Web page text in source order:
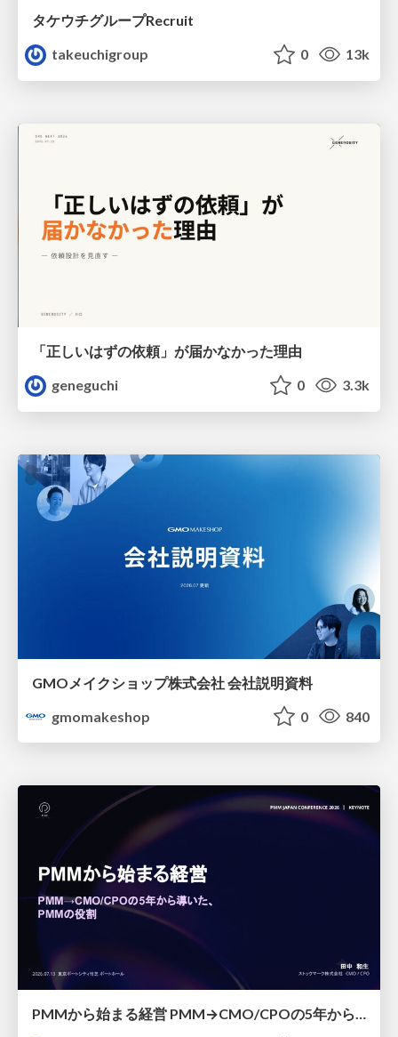
タケウチグループRecruit
takeuchigroup
0 13k
「正しいはずの依頼」が届かなかった理由
geneguchi
0 3.3k
GMOメイクショップ株式会社 会社説明資料
gmomakeshop
0 840
PMMから始まる経営 PMM→CMO/CPOの5年から導いた、 PMMの役割